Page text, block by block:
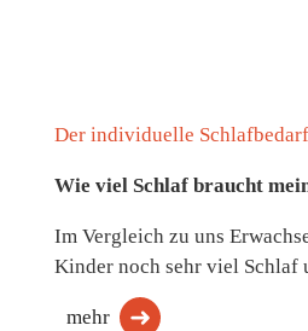
Der individuelle
Wie viel Schlaf braucht
Im Vergleich zu uns
Kinder noch sehr viel Schlaf
mehr